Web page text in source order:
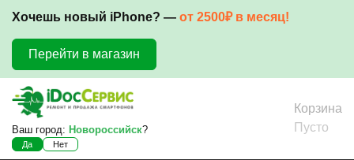
Хочешь новый iPhone? — от 2500₽ в месяц!
Перейти в магазин
Ваш город: Новороссийск?
Да Нет
Корзина
Пусто